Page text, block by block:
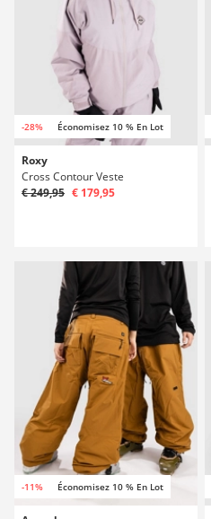
-28% Économisez 10 % En Lot
Roxy
Cross Contour Veste
€ 249,95 € 179,95
-11% Économisez 10 % En Lot